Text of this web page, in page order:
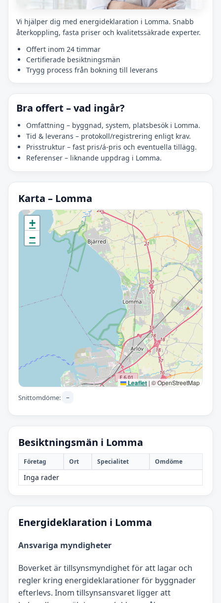
Vi hjälper dig med energideklaration i Lomma. Snabb
återkoppling, fasta priser och kvalitetssäkrade experter.
Offert inom 24 timmar
Certifierade besiktningsmän
Trygg process från bokning till leverans
Bra offert – vad ingår?
Omfattning – byggnad, system, platsbesök i Lomma.
Tid & leverans – protokoll/registrering enligt krav.
Prisstruktur – fast pris/á-pris och eventuella tillägg.
Referenser – liknande uppdrag i Lomma.
Karta – Lomma
Initierar karta…
+
−
Leaflet |© OpenStreetMap
Snittomdöme: –
Besiktningsmän i Lomma
Företag Ort Specialitet Omdöme
Inga rader
Energideklaration i Lomma
Ansvariga myndigheter
Boverket är tillsynsmyndighet för att lagar och
regler kring energideklarationer för byggnader
efterlevs. Inom tillsynsansvaret ligger att